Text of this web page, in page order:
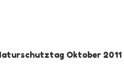
Oktober 2011